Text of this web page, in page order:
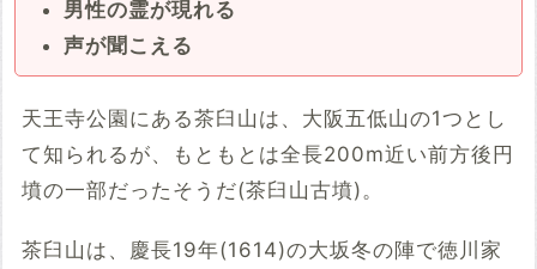
男性の霊が現れる
声が聞こえる
天王寺公園にある茶臼山は、大阪五低山の1つとし
て知られるが、もともとは全長200m近い前方後円
墳の一部だったそうだ(茶臼山古墳)。
茶臼山は、慶長19年(1614)の大坂冬の陣で徳川家